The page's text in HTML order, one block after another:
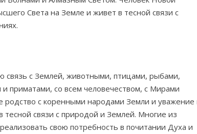
Света на Земле и живет в тесной связи с
связь с Землей, животными, птицами, рыбами,
приматами, со всем человечеством, с Мирами
родство с коренными народами Земли и уважение
связи с природой и Землей. Многие из
свою потребность в почитании Духа и